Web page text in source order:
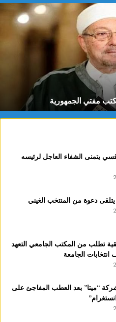
مفتي الجمهورية
يتمنى الشفاء العاجل لرئيسه
دعوة من المنتخب الغيني
تطلب من المكتب الجامعي التعهد
انتخابات الجامعة
“ميتا” بعد العطب المفاجئ على